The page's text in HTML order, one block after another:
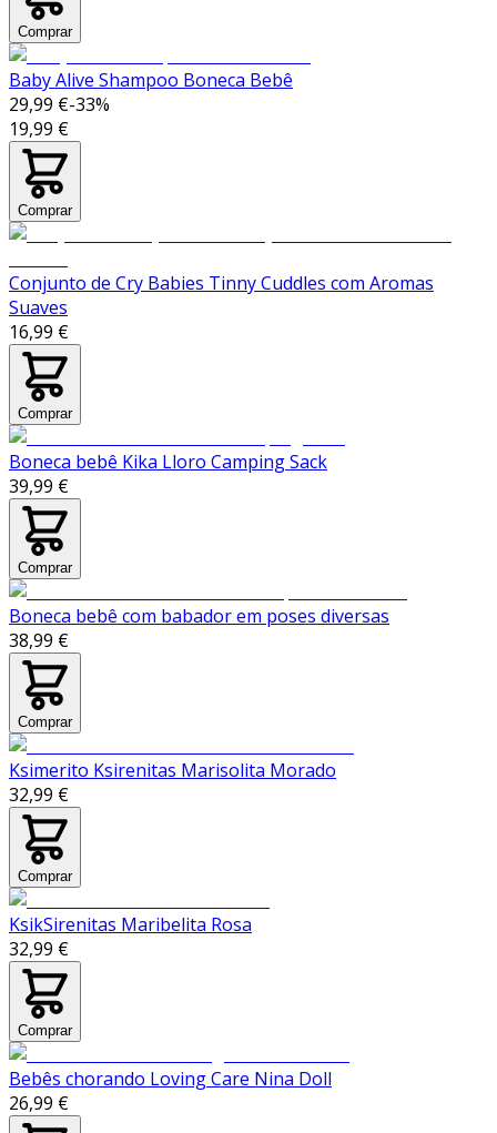
Comprar
Baby Alive Shampoo Boneca Bebê
29,99 €-33%
19,99 €
Comprar
Conjunto de Cry Babies Tinny Cuddles com Aromas
Suaves
16,99 €
Comprar
Boneca bebê Kika Lloro Camping Sack
39,99 €
Comprar
Boneca bebê com babador em poses diversas
38,99 €
Comprar
Ksimerito Ksirenitas Marisolita Morado
32,99 €
Comprar
KsikSirenitas Maribelita Rosa
32,99 €
Comprar
Bebês chorando Loving Care Nina Doll
26,99 €